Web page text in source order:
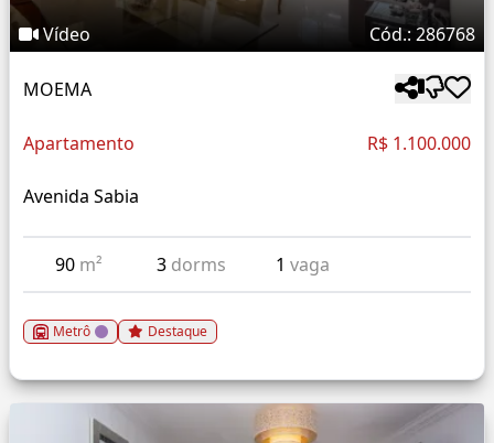
Vídeo Cód.: 286768
MOEMA
Apartamento R$ 1.100.000
Avenida Sabia
90 m² 3 dorms 1vaga
Metrô Destaque